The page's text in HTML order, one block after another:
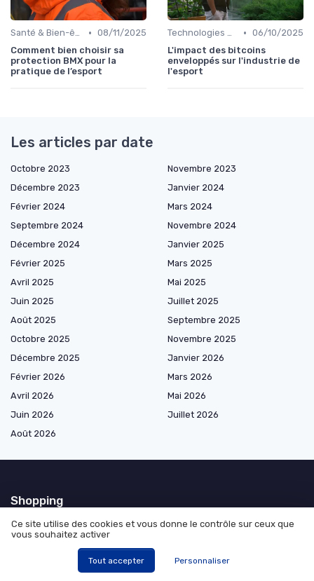
Santé & Bien-être • 08/11/2025
Comment bien choisir sa
protection BMX pour la
pratique de l’esport
Technologies & Infrastructures • 06/10/2025
L'impact des bitcoins
enveloppés sur l'industrie de
l'esport
Les articles par date
Octobre 2023
Novembre 2023
Décembre 2023
Janvier 2024
Février 2024
Mars 2024
Septembre 2024
Novembre 2024
Décembre 2024
Janvier 2025
Février 2025
Mars 2025
Avril 2025
Mai 2025
Juin 2025
Juillet 2025
Août 2025
Septembre 2025
Octobre 2025
Novembre 2025
Décembre 2025
Janvier 2026
Février 2026
Mars 2026
Avril 2026
Mai 2026
Juin 2026
Juillet 2026
Août 2026
Shopping
Périphériques gaming
Affichage et immersion
Ce site utilise des cookies et vous donne le contrôle sur ceux que
vous souhaitez activer
Tout accepter Personnaliser